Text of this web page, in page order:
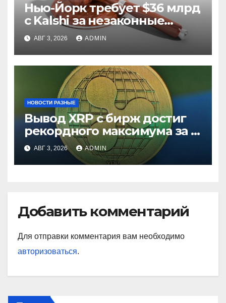
Нью-Йорк требует $36 млрд
с Kalshi за незаконные
ставки
АВГ 3, 2026 ADMIN
НОВОСТИ РАЗНЫЕ
Вывод XRP с бирж достиг
рекордного максимума за 5
летАВГ 3, 2026 ADMIN
Добавить комментарий
Для отправки комментария вам необходимо
авторизоваться.